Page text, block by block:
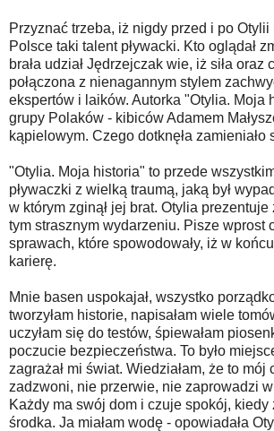
Przyznać trzeba, iż nigdy przed i po Otylii
Polsce taki talent pływacki. Kto oglądał
brała udział Jędrzejczak wie, iż siła oraz
połączona z nienagannym stylem
ekspertów i laików. Autorka "Otylia. Moja
grupy Polaków - kibiców Adamem
kąpielowym. Czego dotknęła zamieniało
"Otylia. Moja historia" to przede
pływaczki z wielką traumą, jaką był
w którym zginął jej brat. Otylia
tym strasznym wydarzeniu. Pisze wprost
sprawach, które spowodowały, iż w
karierę.
Mnie basen uspokajał, wszystko
tworzyłam historie, napisałam wiele
uczyłam się do testów, śpiewałam
poczucie bezpieczeństwa. To było
zagrażał mi świat. Wiedziałam, że to mój
zadzwoni, nie przerwie, nie zaprowadzi
Każdy ma swój dom i czuje spokój, kiedy
środka. Ja miałam wodę - opowiadała